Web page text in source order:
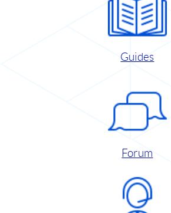
Guides
Forum